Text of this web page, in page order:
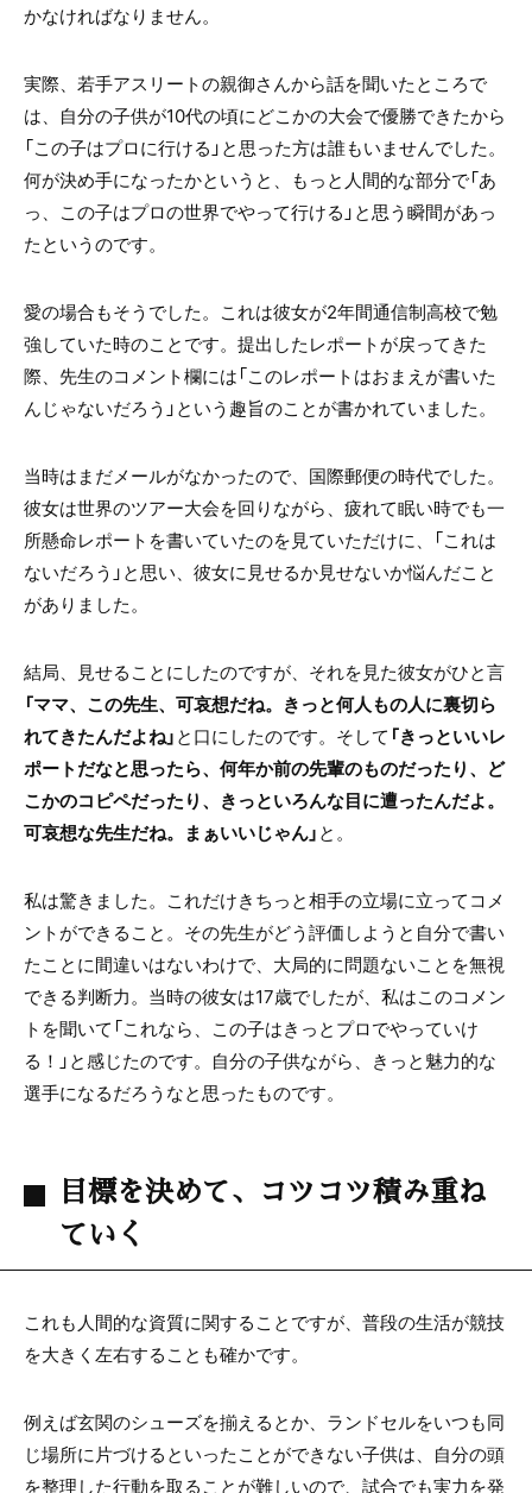
かなければなりません。
実際、若手アスリートの親御さんから話を聞いたところで
は、自分の子供が10代の頃にどこかの大会で優勝できたから
「この子はプロに行ける」と思った方は誰もいませんでした。
何が決め手になったかというと、もっと人間的な部分で「あ
っ、この子はプロの世界でやって行ける」と思う瞬間があっ
たというのです。
愛の場合もそうでした。これは彼女が2年間通信制高校で勉
強していた時のことです。提出したレポートが戻ってきた
際、先生のコメント欄には「このレポートはおまえが書いた
んじゃないだろう」という趣旨のことが書かれていました。
当時はまだメールがなかったので、国際郵便の時代でした。
彼女は世界のツアー大会を回りながら、疲れて眠い時でも一
所懸命レポートを書いていたのを見ていただけに、「これは
ないだろう」と思い、彼女に見せるか見せないか悩んだこと
がありました。
結局、見せることにしたのですが、それを見た彼女がひと言
「ママ、この先生、可哀想だね。きっと何人もの人に裏切ら
れてきたんだよね」と口にしたのです。そして 「きっといいレ
ポートだなと思ったら、何年か前の先輩のものだったり、ど
こかのコピペだったり、きっといろんな目に遭ったんだよ。
可哀想な先生だね。まぁいいじゃん」と。
私は驚きました。これだけきちっと相手の立場に立ってコメ
ントができること。その先生がどう評価しようと自分で書い
たことに間違いはないわけで、大局的に問題ないことを無視
できる判断力。当時の彼女は17歳でしたが、私はこのコメン
トを聞いて「これなら、この子はきっとプロでやっていけ
る！」と感じたのです。自分の子供ながら、きっと魅力的な
選手になるだろうなと思ったものです。
目標を決めて、コツコツ積み重ね
ていく
これも人間的な資質に関することですが、普段の生活が競技
を大きく左右することも確かです。
例えば玄関のシューズを揃えるとか、ランドセルをいつも同
じ場所に片づけるといったことができない子供は、自分の頭
を整理した行動を取ることが難しいので、試合でも実力を発